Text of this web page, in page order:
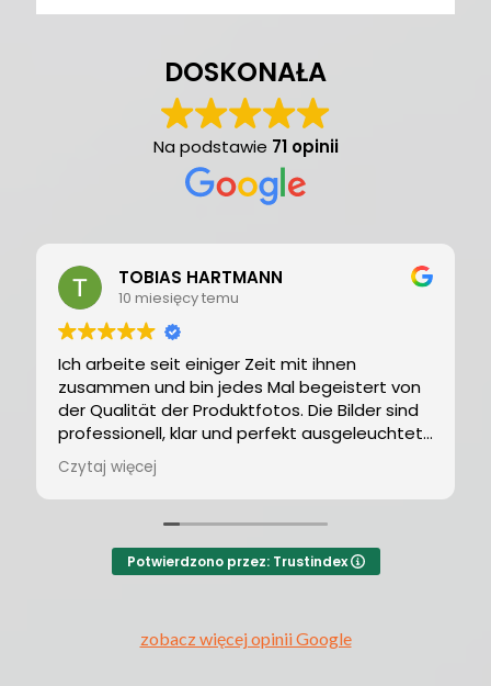
DOSKONAŁA
Na podstawie 71 opinii
TOBIAS HARTMANN
10 miesięcy temu
Ich arbeite seit einiger Zeit mit ihnen
zusammen und bin jedes Mal begeistert von
der Qualität der Produktfotos. Die Bilder sind
professionell, klar und perfekt ausgeleuchtet
– ideal für unseren Onlineshop.
Besonders beeindruckend ist die Präzision bei
der Darstellung von Kleidung, Schmuck und
Accessoires. Jedes Detail wird perfekt
hervorgehoben, und die Fotos haben einen
Michael berät immer kompetent und ist
Czytaj więcej
Potwierdzono przez: Trustindex
zobacz więcej opinii Google